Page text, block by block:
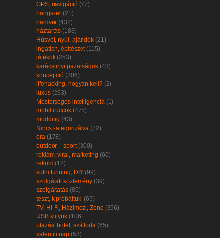
GPS, navigáció (77)
hangszer (21)
hardver (432)
háztartás (183)
Húsvét, nyúl, ajándék (21)
ingatlan, építészet(115)
játékok (253)
karácsonyi pazarságok (43)
koncepció (306)
lifehacking, hogyan kell? (2)
luxus (293)
Mesterséges intelligencia (1)
mobil cuccok (475)
modding (43)
Nincs kategorizálva (72)
óra (178)
outdoor – sport(300)
reklám, viral, marketing (60)
rekord (12)
sufni tunning, DIY (99)
szolgálati közlemény (39)
szolgáltatás (85)
teszt, kipróbáltuk! (65)
TV, Hi-Fi, Házimozi, Zene (356)
USB kütyük (106)
utazás, hotel, szálloda (65)
valentin nap (53)